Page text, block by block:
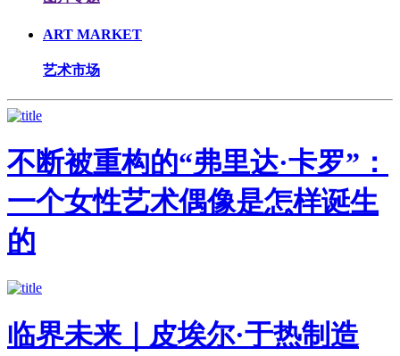
ART MARKET
艺术市场
不断被重构的“弗里达·卡罗”：
一个女性艺术偶像是怎样诞生
的
临界未来｜皮埃尔·于热制造